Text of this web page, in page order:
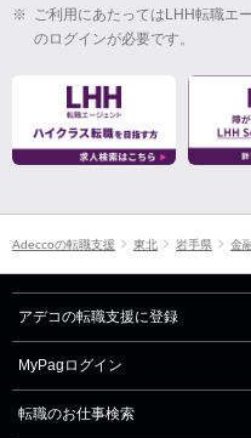
※ ご利用にあたってはLHH転職エ
のログインが必要です。
Adeccoの転職支援 東北 岩手県 金
アデコの転職支援に登録
MyPagログイン
転職のお仕事検索